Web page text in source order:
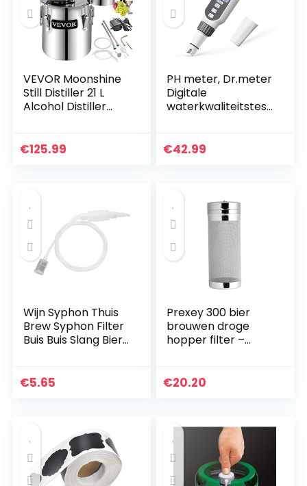
VEVOR Moonshine
Still Distiller 21 L
Alcohol Distiller
Moonshine Wijn Still
€125.99
PH meter, Dr.meter
Digitale
waterkwaliteitstest
nauwkeurigheid
€42.99
Wijn Syphon Thuis
Brew Syphon Filter
Buis Buis Slang Bier
€5.65
Prexey 300 bier
brouwen droge
hopper filter –
brouwen hop
€20.20